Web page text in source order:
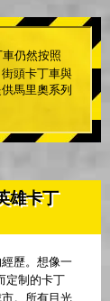
仍然按照
頭卡丁車與
馬里奧系列
雄卡丁
歷。想像一
定制的卡丁
。所有目光